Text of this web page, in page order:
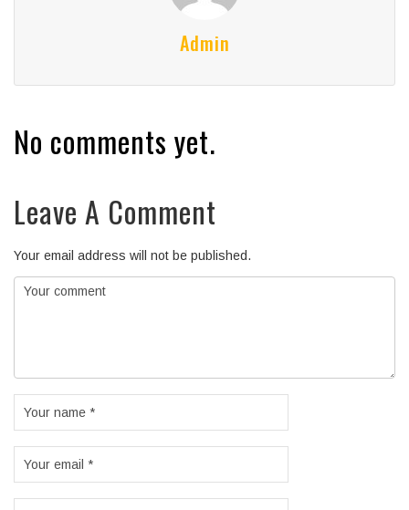
Admin
No comments yet.
Leave A Comment
Your email address will not be published.